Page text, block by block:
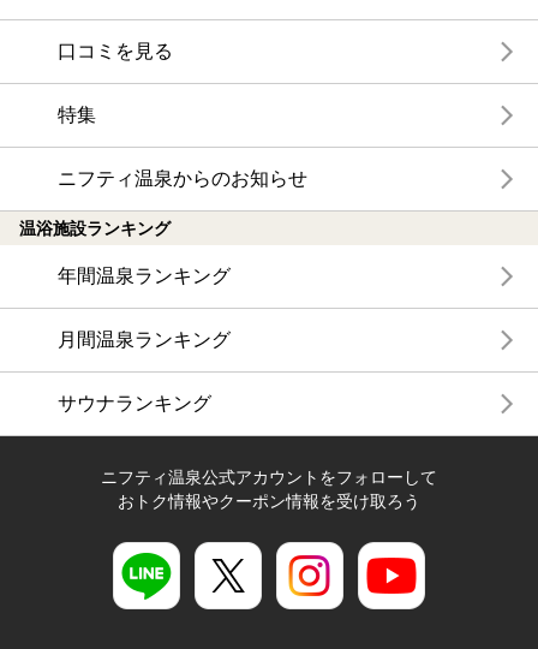
口コミを見る
特集
ニフティ温泉からのお知らせ
温浴施設ランキング
年間温泉ランキング
月間温泉ランキング
サウナランキング
ニフティ温泉公式アカウントをフォローして
おトク情報やクーポン情報を受け取ろう